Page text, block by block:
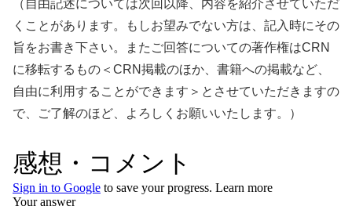
（自由記述については次回以降、内容を紹介させていただ
くことがあります。もしお望みでない方は、記入時にその
旨をお書き下さい。またご回答についての著作権はCRN
に移転するもの＜CRN掲載のほか、書籍への掲載など、
自由に利用することができます＞とさせていただきますの
で、ご了解のほど、よろしくお願いいたします。）